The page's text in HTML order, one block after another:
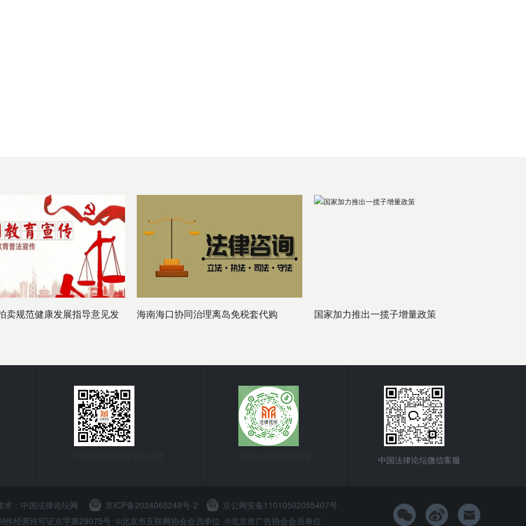
卖规范健康发展指导意见发 海南海口协同治理离岛免税套代购 国家加力推出一揽子增量政策
中国法律论坛微信客服
： 中国法律论坛网 京ICP备2024065248号-2
京公网安备11010502055407号
经营许可证京字第29075号 ©北京市互联网协会会员单位 ©北京市广告协会会员单位